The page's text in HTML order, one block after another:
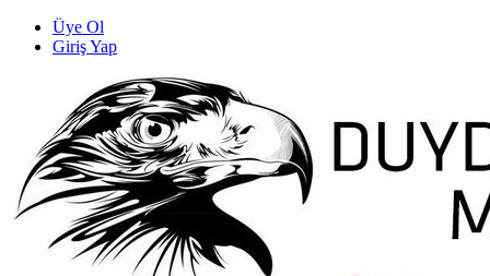
Üye Ol
Giriş Yap